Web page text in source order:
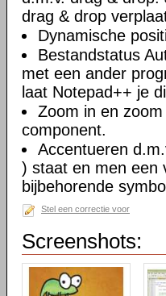
drag & drop
Dynamische
Bestandstatus
met een ander
laat Notepad++ je
Zoom in en
component.
Accentueren
) staat en men een
bijbehorende
Stel een correctie voor
Screenshots: